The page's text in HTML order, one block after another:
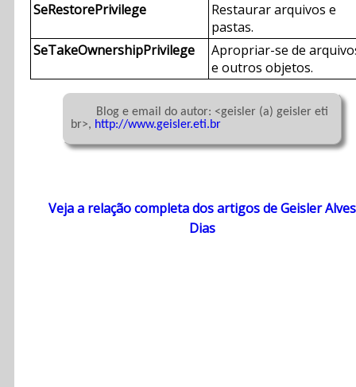
SeRestorePrivilege
Restaurar arquivos e
pastas.
SeTakeOwnershipPrivilege
Apropriar-se de
e outros objetos.
br>, http://www.geisler.eti.br
Veja a relação completa dos artigos de Geisler Alves
Dias